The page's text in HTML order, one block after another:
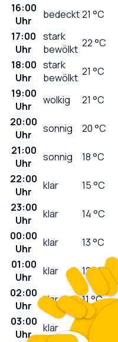
16:00
Uhr
bedeckt21 °C
17:00
Uhr
stark
bewölkt 22°C
18:00
Uhr
stark
bewölkt 21 °C
19:00
Uhr
wolkig 21 °C
20:00
Uhr
sonnig 20°C
21:00
Uhr
sonnig 18°C
22:00
Uhr
klar 15°C
23:00
Uhr
klar 14°C
00:00
Uhr
klar 13°C
01:00
Uhr
klar 12°C
02:00
Uhr
klar 11°C
03:00
Uhr
klar 10°C